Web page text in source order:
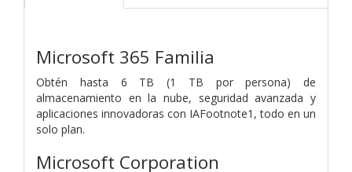
Microsoft 365 Familia
Obtén hasta 6 TB (1 TB por persona) de
almacenamiento en la nube, seguridad avanzada y
aplicaciones innovadoras con IAFootnote1, todo en un
solo plan.
Microsoft Corporation